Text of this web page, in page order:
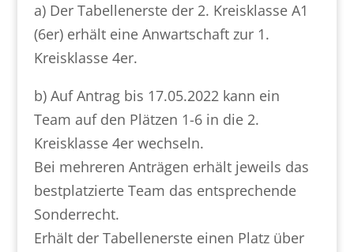
a) Der Tabellenerste der 2. Kreisklasse A1
(6er) erhält eine Anwartschaft zur 1.
Kreisklasse 4er.
b) Auf Antrag bis 17.05.2022 kann ein
Team auf den Plätzen 1-6 in die 2.
Kreisklasse 4er wechseln.
Bei mehreren Anträgen erhält jeweils das
bestplatzierte Team das entsprechende
Sonderrecht.
Erhält der Tabellenerste einen Platz über